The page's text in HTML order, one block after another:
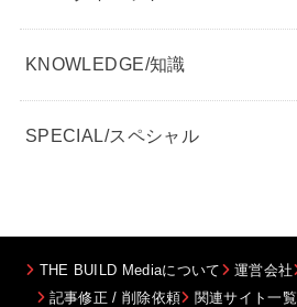
KNOWLEDGE/知識
SPECIAL/スペシャル
THE BUILD Mediaについて 運営会社
記事修正 / 削除依頼
関連サイト一覧